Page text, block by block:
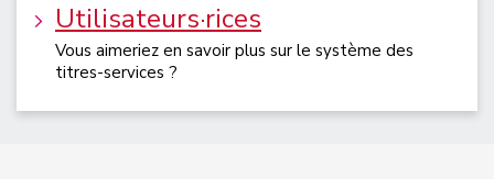
Utilisateurs·rices
Vous aimeriez en savoir plus sur le système des
titres-services ?